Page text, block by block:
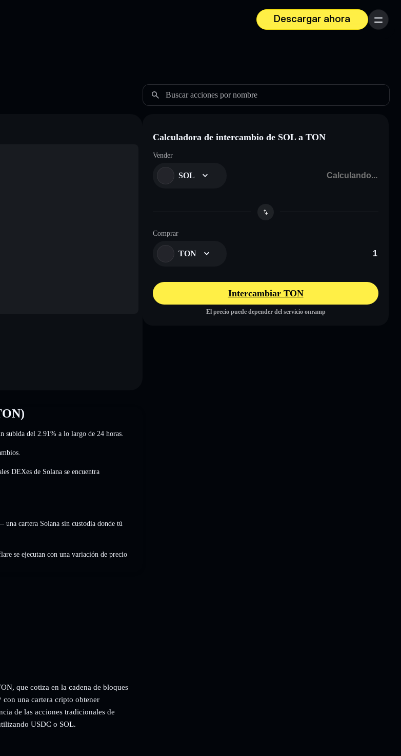
Descargar ahora
Menú
Buscar acciones por nombre
subida del 2.91% a lo largo de 24 horas.
DEXes de Solana se encuentra
una cartera Solana sin custodia donde tú
se ejecutan con una variación de precio
que cotiza en la cadena de bloques
con una cartera cripto obtener
de las acciones tradicionales de
USDC o SOL.
Calculadora de intercambio de SOL a TON
Vender
SOL
Comprar
TON
Intercambiar TON
El precio puede depender del servicio onramp